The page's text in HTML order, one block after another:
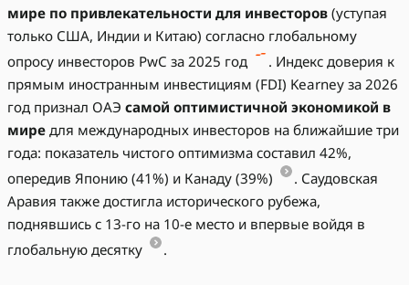
мире по привлекательности для инвесторов (уступая
только США, Индии и Китаю) согласно глобальному
опросу инвесторов PwC за 2025 год
. Индекс доверия к
прямым иностранным инвестициям (FDI) Kearney за 2026
год признал ОАЭ самой оптимистичной экономикой в
мире для международных инвесторов на ближайшие три
года: показатель чистого оптимизма составил 42%,
опередив Японию (41%) и Канаду (39%)
. Саудовская
Аравия также достигла исторического рубежа,
поднявшись с 13-го на 10-е место и впервые войдя в
глобальную десятку
.